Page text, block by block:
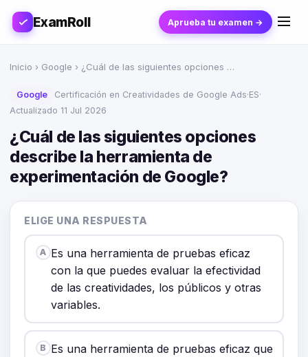
ExamRoll Aprueba tu examen →
Inicio › Google › ¿Cuál de las siguientes opciones …
Google Certificación en Creatividades de Google Ads·ES·
Actualizado 11 Jul 2026
¿Cuál de las siguientes opciones
describe la herramienta de
experimentación de Google?
ELIGE UNA RESPUESTA
A Es una herramienta de pruebas eficaz
con la que puedes evaluar la efectividad
de las creatividades, los públicos y otras
variables.
B Es una herramienta de pruebas eficaz que